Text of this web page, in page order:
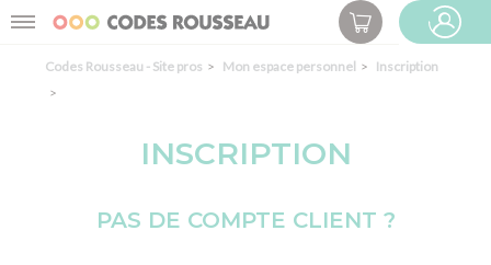
Menu
Codes Rousseau - Site pros Mon espace personnel Inscription
INSCRIPTION
PAS DE COMPTE CLIENT ?
Panneau de gestion des cookies